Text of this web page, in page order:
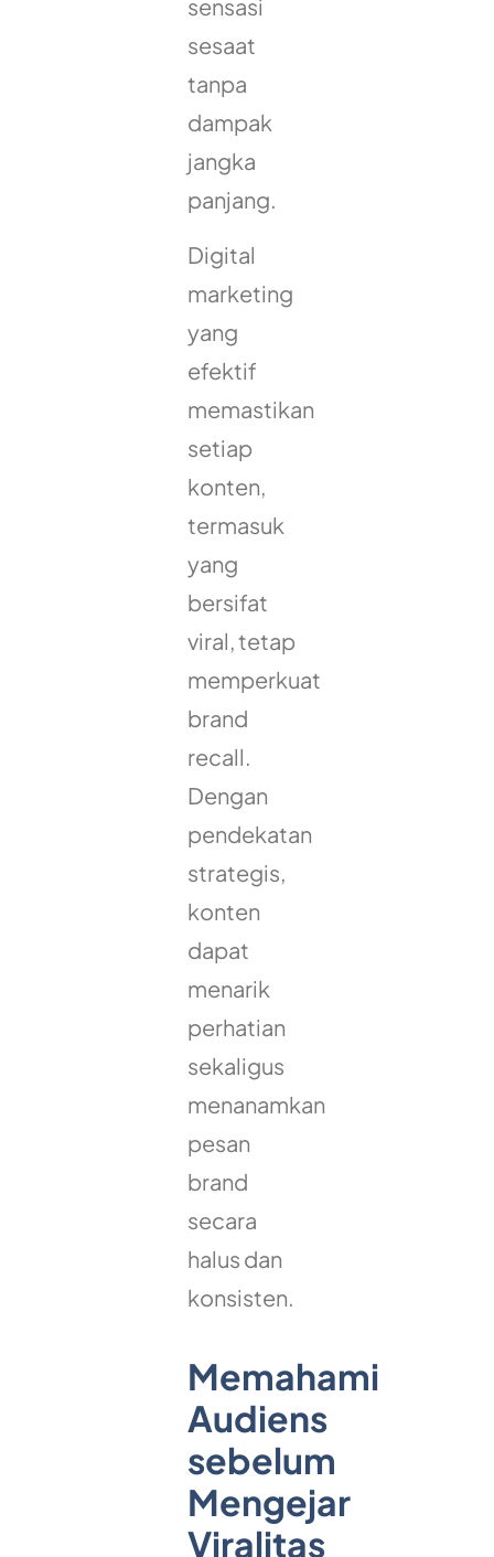
sensasi
sesaat
tanpa
dampak
jangka
panjang.
Digital
marketing
yang
efektif
memastikan
setiap
konten,
termasuk
yang
bersifat
viral, tetap
memperkuat
brand
recall.
Dengan
pendekatan
strategis,
konten
dapat
menarik
perhatian
sekaligus
menanamkan
pesan
brand
secara
halus dan
konsisten.
Memahami
Audiens
sebelum
Mengejar
Viralitas